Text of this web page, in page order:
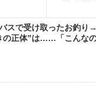
スで受け取ったお釣り
の正体”は……「こんな